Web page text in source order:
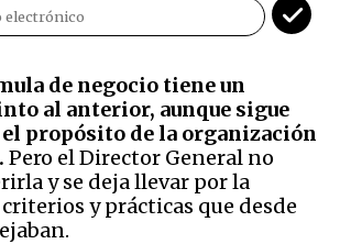
de negocio tiene un
al anterior, aunque sigue
propósito de la organización
Pero el Director General no
y se deja llevar por la
y prácticas que desde